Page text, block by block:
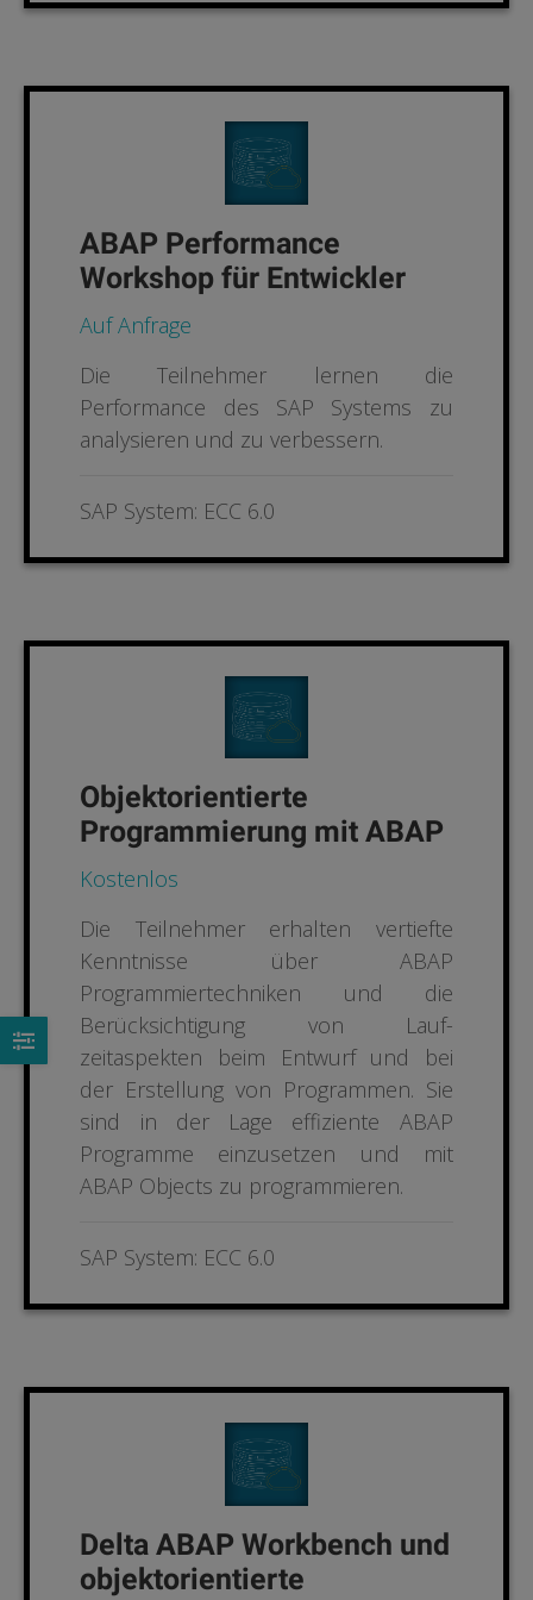
ABAP Performance
Workshop für Entwickler
Auf Anfrage
Die Teilnehmer lernen die
Performance des SAP Systems zu
analysieren und zu verbessern.
SAP System: ECC 6.0
Objektorientierte
Programmierung mit ABAP
Kostenlos
Die Teilnehmer erhalten vertiefte
Kenntnisse über ABAP
Programmiertechniken und die
Berücksichtigung von Lauf­
zeitaspekten beim Entwurf und bei
der Erstellung von Programmen. Sie
sind in der Lage effiziente ABAP
Programme einzusetzen und mit
ABAP Objects zu programmieren.
SAP System: ECC 6.0
Delta ABAP Workbench und
objektorientierte